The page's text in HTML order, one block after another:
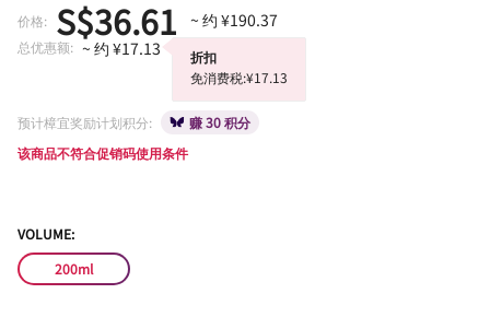
价格: S$36.61 ~ 约 ¥190.37
总优惠额: ~ 约 ¥17.13
折扣
免消费税:¥17.13
预计樟宜奖励计划积分:
赚 30 积分
该商品不符合促销码使用条件
VOLUME:
200ml